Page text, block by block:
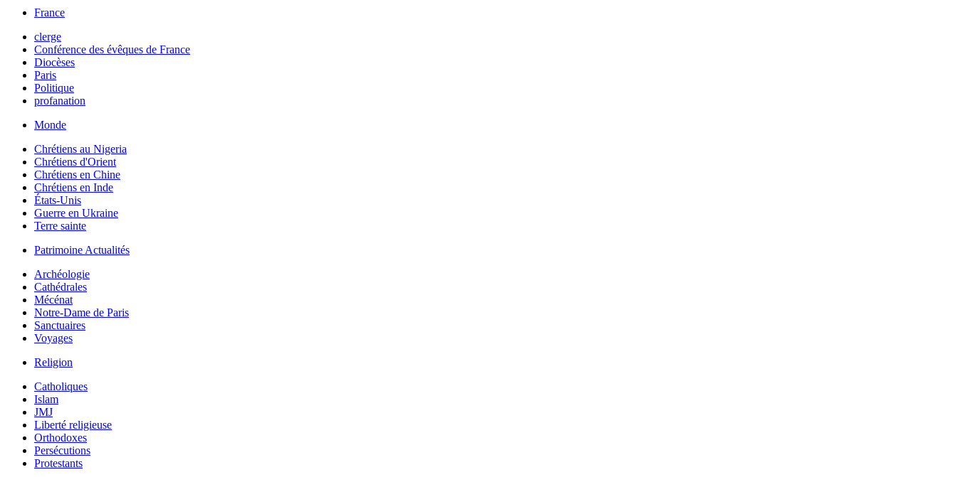
France
clerge
Conférence des évêques de France
Diocèses
Paris
Politique
profanation
Monde
Chrétiens au Nigeria
Chrétiens d'Orient
Chrétiens en Chine
Chrétiens en Inde
États-Unis
Guerre en Ukraine
Terre sainte
Patrimoine Actualités
Archéologie
Cathédrales
Mécénat
Notre-Dame de Paris
Sanctuaires
Voyages
Religion
Catholiques
Islam
JMJ
Liberté religieuse
Orthodoxes
Persécutions
Protestants